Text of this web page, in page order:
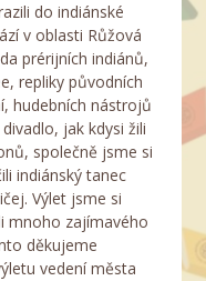
do indiánské
v oblasti Růžová
prérijních indiánů,
repliky původních
hudebních nástrojů
jak kdysi žili
společně jsme si
indiánský tanec
Výlet jsme si
mnoho zajímavého
děkujeme
vedení města